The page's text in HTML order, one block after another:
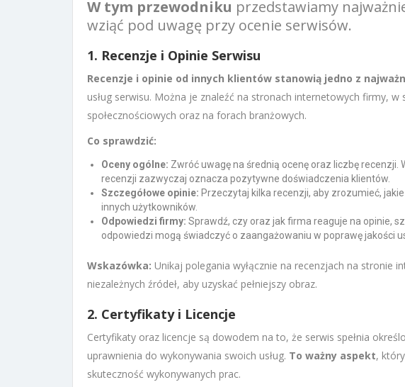
W tym przewodniku przedstawiamy
wziąć pod uwagę przy ocenie serwisów.
1. Recenzje i Opinie Serwisu
Recenzje i opinie od innych klientów stanowią jedno z
usług serwisu. Można je znaleźć na stronach internetowych firmy,
społecznościowych oraz na forach branżowych.
Co sprawdzić:
Oceny ogólne: Zwróć uwagę na średnią ocenę oraz liczbę recenzji.
recenzji zazwyczaj oznacza pozytywne doświadczenia klientów.
Szczegółowe opinie: Przeczytaj kilka recenzji, aby zrozumieć,
innych użytkowników.
Odpowiedzi firmy: Sprawdź, czy oraz jak firma reaguje na opinie,
odpowiedzi mogą świadczyć o zaangażowaniu w poprawę jakości
Wskazówka: Unikaj polegania wyłącznie na recenzjach na stronie
niezależnych źródeł, aby uzyskać pełniejszy obraz.
2. Certyfikaty i Licencje
Certyfikaty oraz licencje są dowodem na to, że serwis spełnia
uprawnienia do wykonywania swoich usług. To ważny aspekt,
skuteczność wykonywanych prac.